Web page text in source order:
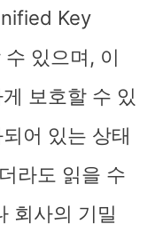
Key
있으며, 이
보호할 수 있
어 있는 상태
라도 읽을 수
회사의 기밀